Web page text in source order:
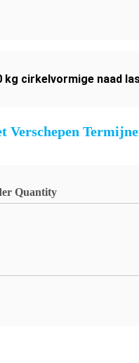
kg cirkelvormige naad
Verschepen
Quantity